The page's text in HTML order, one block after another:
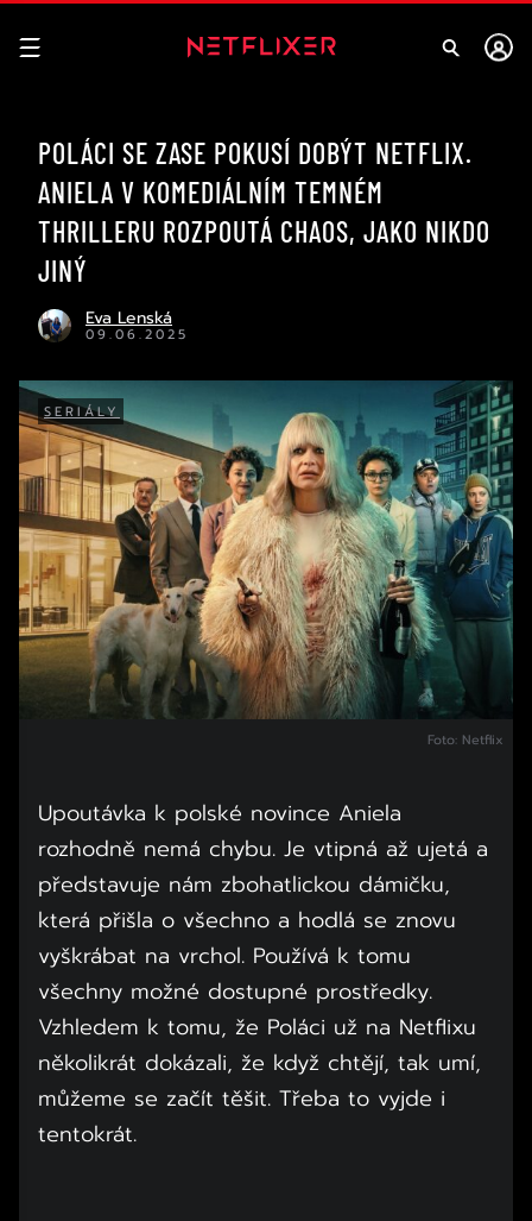
POLÁCI SE ZASE POKUSÍ DOBÝT NETFLIX.
ANIELA V KOMEDIÁLNÍM TEMNÉM
THRILLERU ROZPOUTÁ CHAOS, JAKO NIKDO
JINÝ
Eva Lenská
09.06.2025
SERIÁLY
Foto: Netflix
Upoutávka k polské novince Aniela
rozhodně nemá chybu. Je vtipná až ujetá a
představuje nám zbohatlickou dámičku,
která přišla o všechno a hodlá se znovu
vyškrábat na vrchol. Používá k tomu
všechny možné dostupné prostředky.
Vzhledem k tomu, že Poláci už na Netflixu
několikrát dokázali, že když chtějí, tak umí,
můžeme se začít těšit. Třeba to vyjde i
tentokrát.